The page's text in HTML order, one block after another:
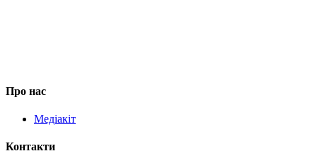
Про нас
Медіакіт
Контакти